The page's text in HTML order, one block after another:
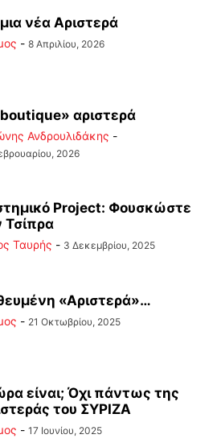
μια νέα Αριστερά
- 8 Απριλίου, 2026
αριστερά
Ανδρουλιδάκης -
2026
Project: Φουσκώστε
Τσίπρα
Ταυρής - 3 Δεκεμβρίου, 2025
«Αριστερά»…
- 21 Οκτωβρίου, 2025
είναι; Όχι πάντως της
του ΣΥΡΙΖΑ
- 17 Ιουνίου, 2025